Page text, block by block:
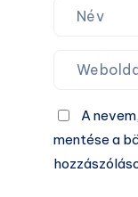
A
mentése a